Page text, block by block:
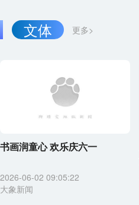
更多>
文体
书画润童心 欢乐庆六一
2026-06-02 09:05:22
大象新闻